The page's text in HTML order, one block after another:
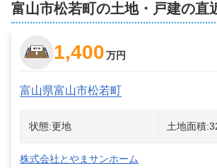
富山市松若町の土地・戸建の直
1,400万円
富山県富山市松若町
状態:更地 土地面積:
株式会社とやまサンホーム